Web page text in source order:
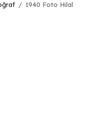
/ 1940 Foto Hilal